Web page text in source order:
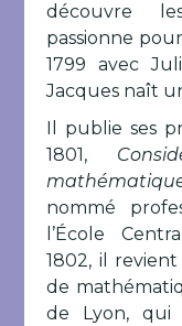
découvre
passionne
1799 avec
Jacques naît
Il publie ses
1801,
nommé
l’École
1802, il
de
de Lyon, qui